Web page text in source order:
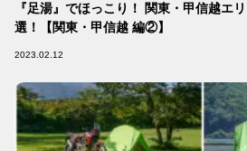
『足湯』でほっこり！ 関東・甲信越エ
選！【関東・甲信越 編②】
2023.02.12